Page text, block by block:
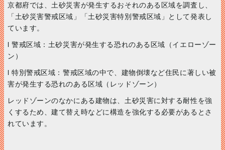
京都府では、土砂災害が発生するおそれのある区域を調査し、
「土砂災害警戒区域」「土砂災害特別警戒区域」として発表し
ています。
l 警戒区域：土砂災害が発生する恐れのある区域（イエローゾー
ン）
l 特別警戒区域：警戒区域の中で、建物倒壊など住民に著しい被
害が発生する恐れのある区域（レッドゾーン）
レッドゾーンのなかにある建物は、土砂災害に対する耐性を強
くするため、建て替え時などに構造を強化する必要があるとさ
れています。